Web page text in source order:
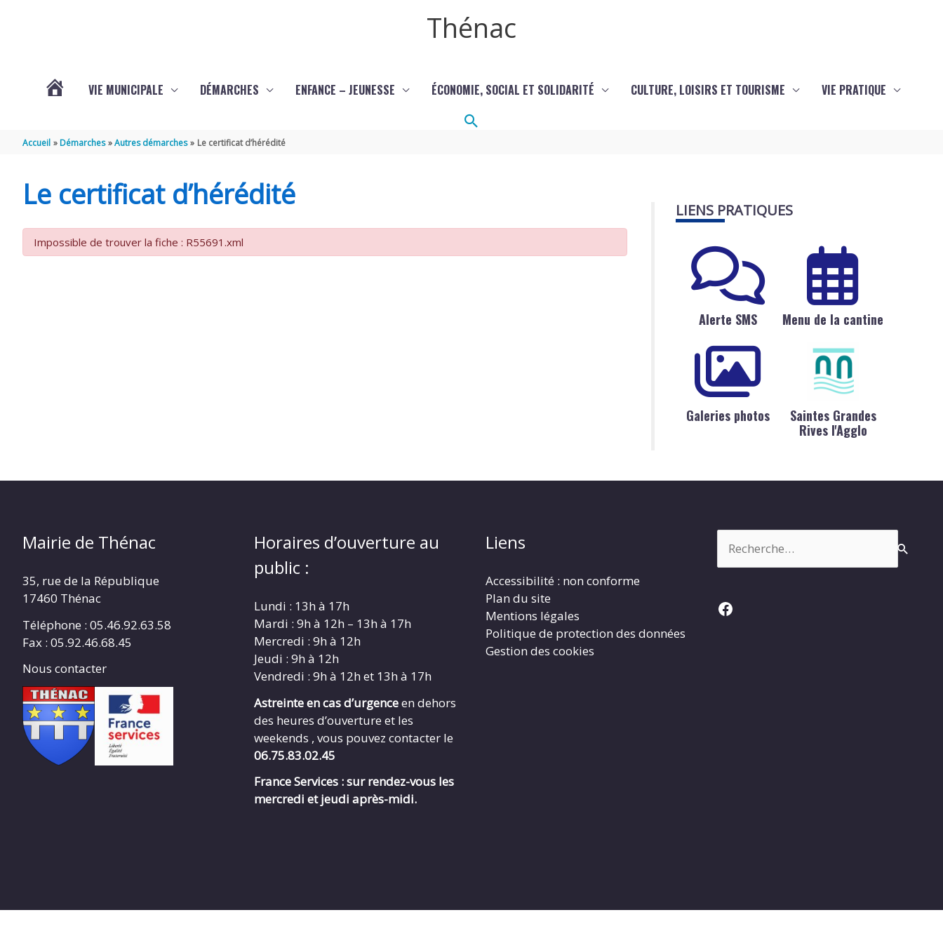
Thénac
THÉNAC
VIE MUNICIPALE DÉMARCHES ENFANCE – JEUNESSE ÉCONOMIE, SOCIAL ET SOLIDARITÉ CULTURE, LOISIRS ET TOURISME VIE PRATIQUE
Rechercher
Accueil Démarches Autres démarches Le certificat d’hérédité
Le certificat d’hérédité
Impossible de trouver la fiche : R55691.xml
LIENS PRATIQUES
Alerte SMS Menu de la cantine
Galeries photos
Saintes Grandes
Rives l'Agglo
Mairie de Thénac
35, rue de la République
17460 Thénac
Téléphone : 05.46.92.63.58
Fax : 05.92.46.68.45
Nous contacter
Horaires d’ouverture au
public :
Lundi : 13h à 17h
Mardi : 9h à 12h – 13h à 17h
Mercredi : 9h à 12h
Jeudi : 9h à 12h
Vendredi : 9h à 12h et 13h à 17h
Astreinte en cas d’urgenceen dehors
des heures d’ouverture et les
weekends , vous pouvez contacter le
06.75.83.02.45
France Services : sur rendez-vous les
mercredi et jeudi après-midi.
Liens
Accessibilité : non conforme
Plan du site
Mentions légales
Politique de protection des données
Gestion des cookies
Facebook